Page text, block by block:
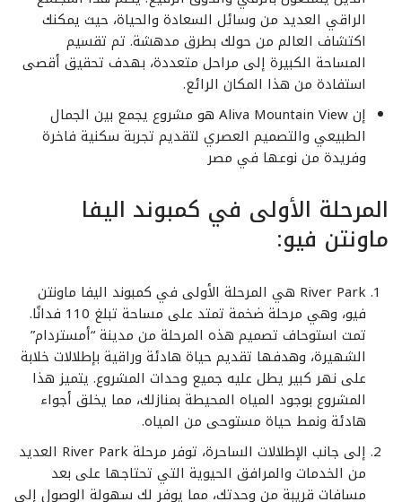
الراقي العديد من وسائل السعادة والحياة، حيث يمكنك
اكتشاف العالم من حولك بطرق مدهشة. تم تقسيم
المساحة الكبيرة إلى مراحل متعددة، بهدف تحقيق أقصى
استفادة من هذا المكان الرائع.
إن Aliva Mountain View هو مشروع يجمع بين الجمال
الطبيعي والتصميم العصري لتقديم تجربة سكنية فاخرة
وفريدة من نوعها في مصر
المرحلة الأولى في كمبوند اليفا
ماونتن فيو:
River Park هي المرحلة الأولى في كمبوند اليفا ماونتن
فيو، وهي مرحلة ضخمة تمتد على مساحة تبلغ 110 فدانًا.
تمت استوحاف تصميم هذه المرحلة من مدينة “أمستردام”
الشهيرة، وهدفها تقديم حياة هادئة وراقية بإطلالات خلابة
على نهر كبير يطل عليه جميع وحدات المشروع. يتميز هذا
المشروع بوجود المياه المحيطة بمنازلك، مما يخلق أجواء
هادئة ونمط حياة مستوحى من المياه.
إلى جانب الإطلالات الساحرة، توفر مرحلة River Park العديد
من الخدمات والمرافق الحيوية التي تحتاجها على بعد
مسافات قريبة من وحدتك، مما يوفر لك سهولة الوصول إلى